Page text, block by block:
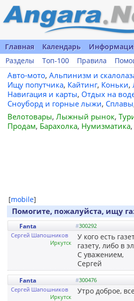
Главная Календарь
Разделы
Топ-100 Правила
Авто-мото, Альпинизм и
Ищу попутчика, Кайтинг, Коньки,
Навигация и карты, Отдых на
Сноуборд и горные лыжи, Сплавы
Велотовары, Лыжный рынок,
Продам, Барахолка, Нумизматика,
[mobile]
Помогите, пожалуйста, ищу
Fanta #300292
Сергей Шапошников
Иркутск
У кого есть
газету, либо в
С уважением,
Сергей
Fanta #300476
Сергей Шапошников
Иркутск
Утро доброе,